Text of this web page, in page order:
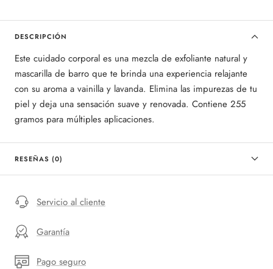
DESCRIPCIÓN
Este cuidado corporal es una mezcla de exfoliante natural y
mascarilla de barro que te brinda una experiencia relajante
con su aroma a vainilla y lavanda. Elimina las impurezas de tu
piel y deja una sensación suave y renovada. Contiene 255
gramos para múltiples aplicaciones.
RESEÑAS (0)
Servicio al cliente
Garantía
Pago seguro